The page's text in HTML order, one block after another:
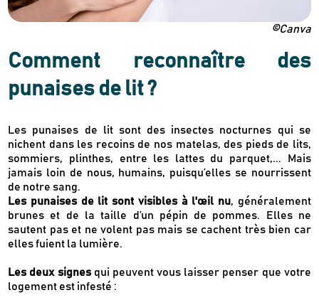
©Canva
Comment reconnaître des
punaises de lit ?
Les punaises de lit sont des insectes nocturnes qui se
nichent dans les recoins de nos matelas, des pieds de lits,
sommiers, plinthes, entre les lattes du parquet,... Mais
jamais loin de nous, humains, puisqu’elles se nourrissent
de notre sang.
Les punaises de lit sont visibles à l'œil nu, généralement
brunes et de la taille d’un pépin de pommes. Elles ne
sautent pas et ne volent pas mais se cachent très bien car
elles fuient la lumière.
Les deux signes qui peuvent vous laisser penser que votre
logement est infesté :